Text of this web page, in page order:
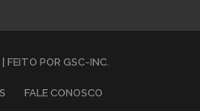
FEITO POR GSC-INC.
FALE CONOSCO